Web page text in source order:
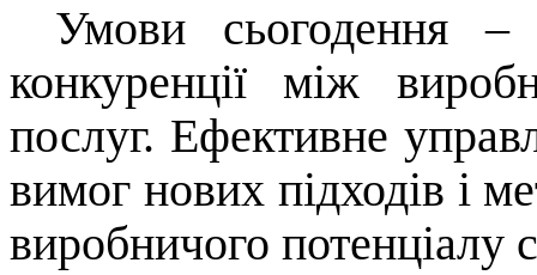
Умови сьогодення
конкуренції між
послуг. Ефективне
вимог нових підходів і
виробничого потенціалу